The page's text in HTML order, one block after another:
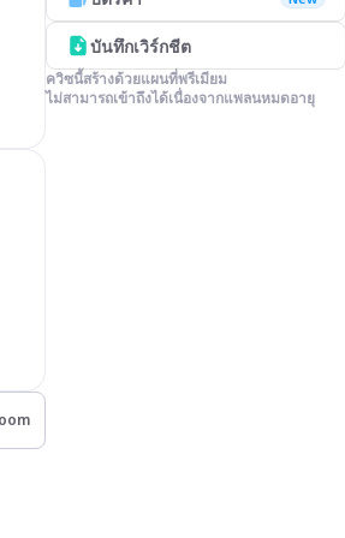
บันทึกเวิร์กชีต
ควิซนี้สร้างด้วยแผนที่พรีเมียม
ไม่สามารถเข้าถึงได้เนื่องจากแพลนหมดอายุ